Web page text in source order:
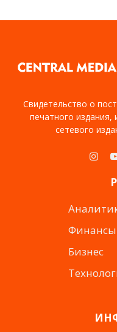
Свидетельство о
печатного
сетевого
Финансы
Бизнес